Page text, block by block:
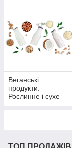
Веганські
продукти.
Рослинне і сухе